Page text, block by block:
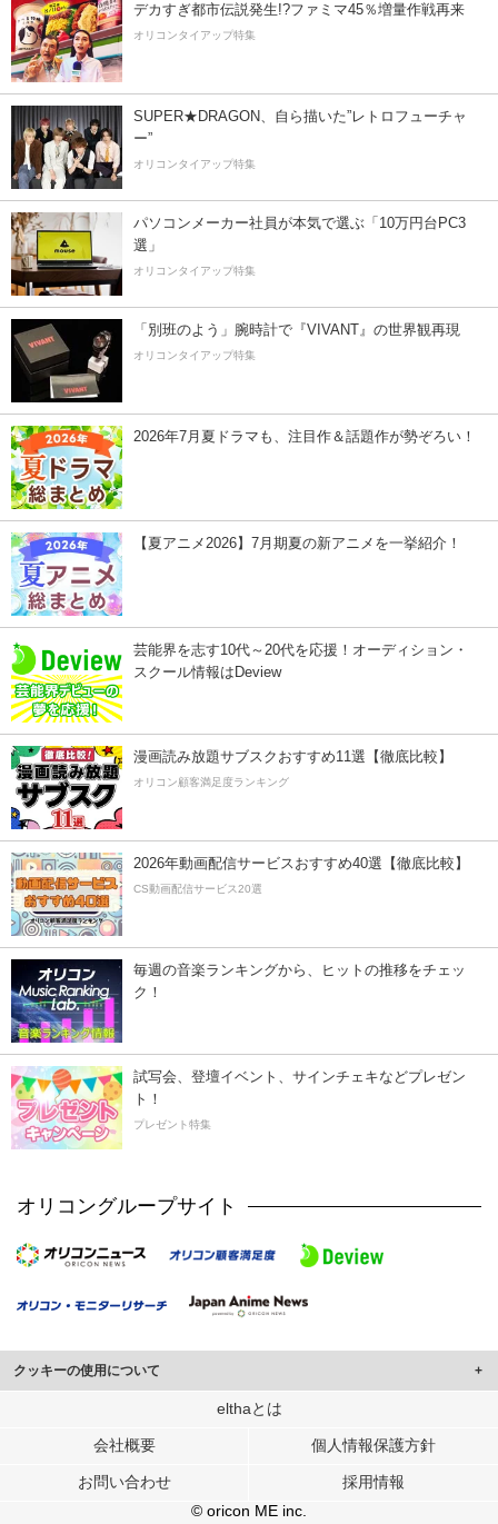
デカすぎ都市伝説発生!?ファミマ45％増量作戦再来
オリコンタイアップ特集
SUPER★DRAGON、自ら描いた”レトロフューチャ
ー”
オリコンタイアップ特集
パソコンメーカー社員が本気で選ぶ「10万円台PC3
選」
オリコンタイアップ特集
「別班のよう」腕時計で『VIVANT』の世界観再現
オリコンタイアップ特集
2026年7月夏ドラマも、注目作＆話題作が勢ぞろい！
【夏アニメ2026】7月期夏の新アニメを一挙紹介！
芸能界を志す10代～20代を応援！オーディション・
スクール情報はDeview
漫画読み放題サブスクおすすめ11選【徹底比較】
オリコン顧客満足度ランキング
2026年動画配信サービスおすすめ40選【徹底比較】
CS動画配信サービス20選
毎週の音楽ランキングから、ヒットの推移をチェッ
ク！
試写会、登壇イベント、サインチェキなどプレゼン
ト！
プレゼント特集
オリコングループサイト
クッキーの使用について
このサイトでは Cookie を使用して、ユーザーに合わせたコンテンツや広告の
行っています。
メディアや広告配信、データ解析の各パートナーに提供しています。
各パートナーは、この情報とユーザーが各パートナーに提供した他の情報や、
elthaとは
会社概要 個人情報保護方針
お問い合わせ
採用情報
© oricon ME inc.